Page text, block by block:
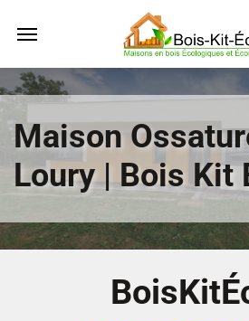
Maison
Loury | Bois Kit